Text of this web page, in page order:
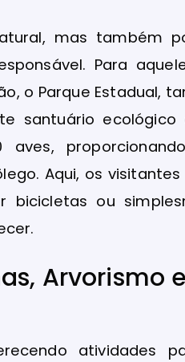
mas também
Para
o Parque Estadual,
santuário ecológico
Aqui, os
bicicletas ou
Arvorismo e
atividades